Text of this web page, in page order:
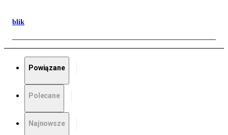
blik
Powiązane
Polecane
Najnowsze